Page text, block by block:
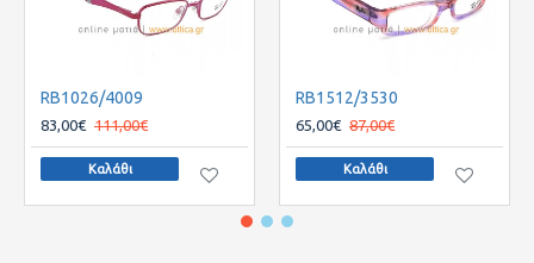
RB1026/4009
83,00€ 111,00€
Καλάθι
RB1512/3530
65,00€ 87,00€
Καλάθι